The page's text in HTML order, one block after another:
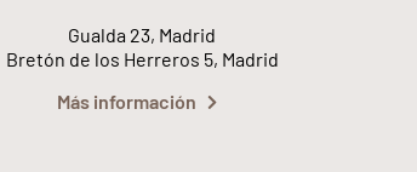
Gualda 23, Madrid
Bretón de los Herreros 5, Madrid
Más información